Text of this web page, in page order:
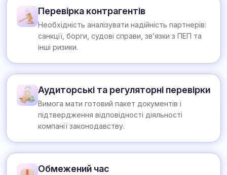
Перевірка контрагентів
Необхідність аналізувати надійність партнерів:
санкції, борги, судові справи, зв’язки з ПЕП та
інші ризики.
Аудиторські та регуляторні перевірки
Вимога мати готовий пакет документів і
підтвердження відповідності діяльності
компанії законодавству.
Обмежений час